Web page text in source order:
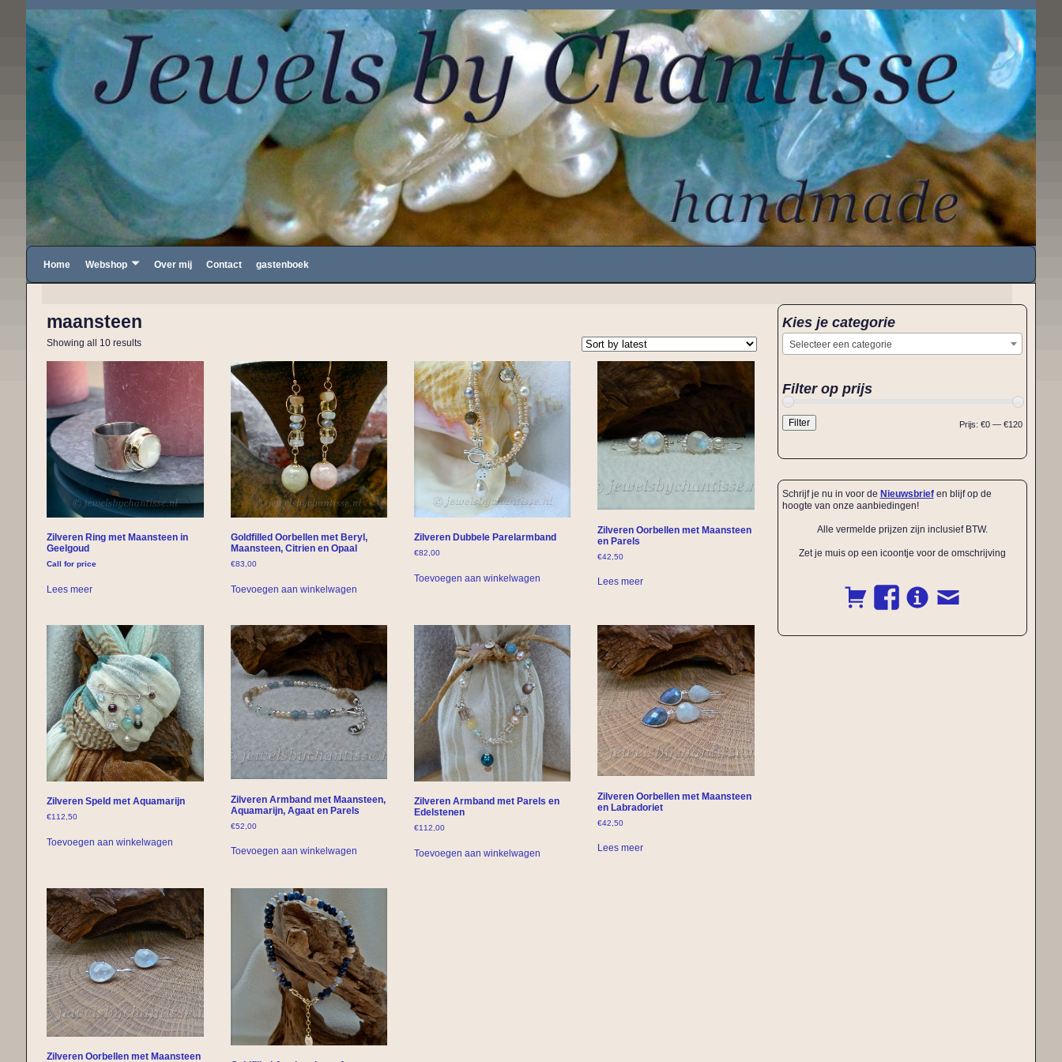
Home Webshop Over mij Contact gastenboek
maansteen
Showing all 10 results
Zilveren Ring met Maansteen in
Geelgoud
Call for price
Lees meer
Goldfilled Oorbellen met Beryl,
Maansteen, Citrien en Opaal
€83,00
Toevoegen aan winkelwagen
Zilveren Dubbele Parelarmband
€82,00
Toevoegen aan winkelwagen
Zilveren Oorbellen met Maansteen
en Parels
€42,50
Lees meer
Zilveren Speld met Aquamarijn
€112,50
Toevoegen aan winkelwagen
Zilveren Armband met Maansteen,
Aquamarijn, Agaat en Parels
€52,00
Toevoegen aan winkelwagen
Zilveren Armband met Parels en
Edelstenen
€112,00
Toevoegen aan winkelwagen
Zilveren Oorbellen met Maansteen
en Labradoriet
€42,50
Lees meer
Zilveren Oorbellen met Maansteen
Kies je categorie
Selecteer een categorie
Filter op prijs
Filter Prijs: €0 — €120
Schrijf je nu in voor de Nieuwsbriefen blijf op de
hoogte van onze aanbiedingen!
Alle vermelde prijzen zijn inclusief BTW.
Zet je muis op een icoontje voor de omschrijving